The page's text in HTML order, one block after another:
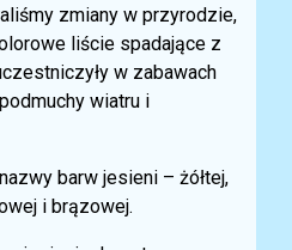
zmiany w przyrodzie,
liście spadające z
w zabawach
wiatru i
barw jesieni – żółtej,
i brązowej.